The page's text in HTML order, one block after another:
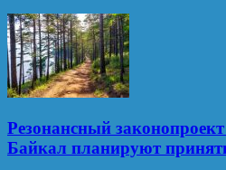
Резонансный
Байкал планируют